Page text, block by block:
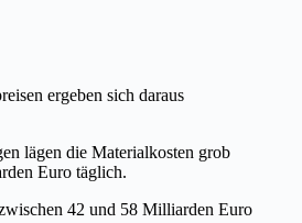
ergeben sich daraus
lägen die Materialkosten grob
Euro täglich.
42 und 58 Milliarden Euro